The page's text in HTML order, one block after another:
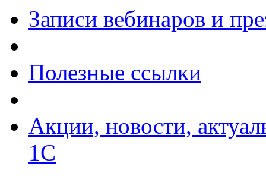
Записи вебинаров и
Полезные ссылки
Акции, новости,
1С